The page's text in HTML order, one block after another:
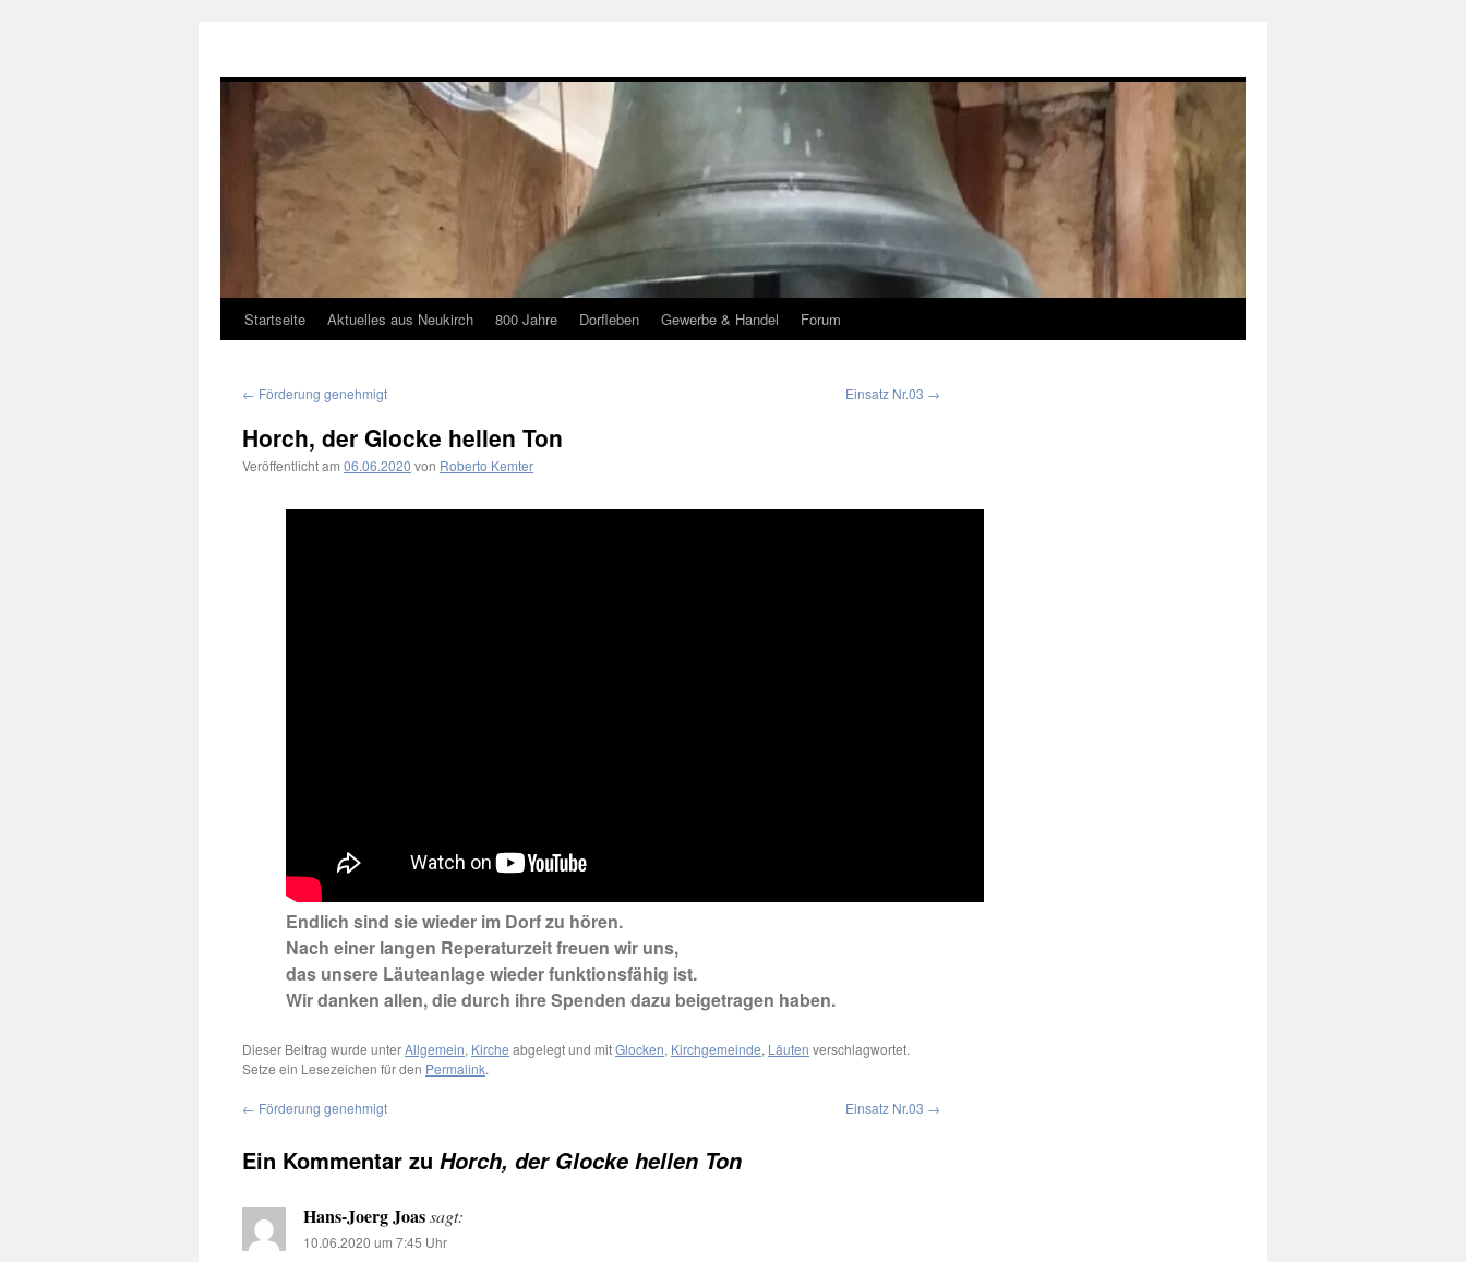
Zum
springen
Startseite Aktuelles aus Neukirch 800 Jahre Dorfleben Gewerbe & Handel Forum
← Förderung genehmigt Einsatz Nr.03 →
Horch, der Glocke hellen Ton
Veröffentlicht am 06.06.2020 von Roberto Kemter
Endlich sind sie wieder im Dorf zu hören.
Nach einer langen Reperaturzeit freuen wir uns,
das unsere Läuteanlage wieder funktionsfähig ist.
Wir danken allen, die durch ihre Spenden dazu beigetragen haben.
Dieser Beitrag wurde unterAllgemein, Kirche abgelegt und mitGlocken, Kirchgemeinde, Läuten verschlagwortet.
Setze ein Lesezeichen für den Permalink.
← Förderung genehmigt Einsatz Nr.03 →
Ein Kommentar zu Horch, der Glocke hellen Ton
Hans-Joerg Joassagt:
10.06.2020 um 7:45 Uhr